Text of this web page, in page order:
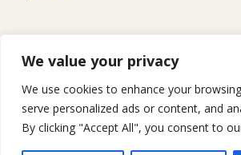
We value your privacy
We use cookies to enhance your
serve personalized ads or content, and
By clicking "Accept All", you consent to
AGB